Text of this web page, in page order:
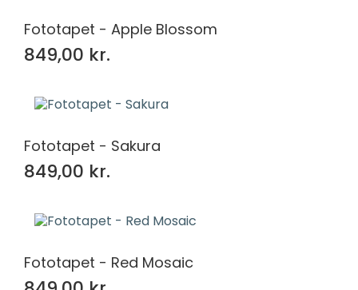
Fototapet - Apple Blossom
849,00 kr.
Fototapet - Sakura
849,00 kr.
Fototapet - Red Mosaic